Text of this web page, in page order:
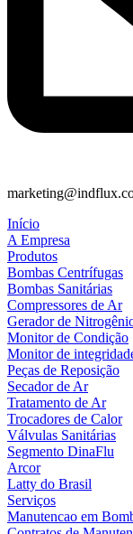
Início
A Empresa
Produtos
Bombas Centrífugas
Bombas Sanitárias
Compressores de Ar
Gerador de
Monitor de Condição
Monitor de
Peças de Reposição
Secador de Ar
Tratamento de Ar
Trocadores de Calor
Válvulas Sanitárias
Segmento DinaFlu
Arcor
Latty do Brasil
Serviços
Manutencao em